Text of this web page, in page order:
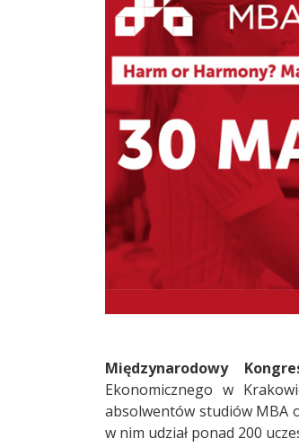
Międzynarodowy
Ekonomicznego w
absolwentów studiów MBA
w nim udział ponad 200